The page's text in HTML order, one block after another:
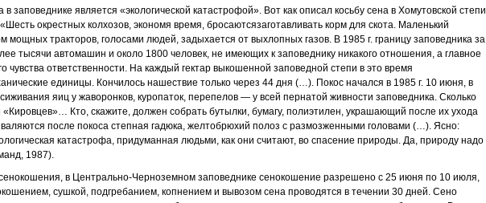
заповеднике является «экологической катастрофой». Вот как описал косьбу сена в Хомутовской степи
окрестных колхозов, экономя время, бросаютсязаготавливать корм для скота. Маленький
мощных тракторов, голосами людей, задыхается от выхлопных газов. В 1985 г. границу заповедника за
тысячи автомашин и около 1800 человек, не име­ющих к заповеднику никакого отношения, а главное
ответственности. На каждый гектар выкошенной заповедной степи в это время
единицы. Кончилось нашествие только через 44 дня (…). Покос начался в 1985 г. 10 июня, в
яиц у жаворонков, куропаток, перепелов — у всей пернатой живности заповедника. Сколько
«Кировцев»… Кто, скажите, дол­жен собрать бутылки, бумагу, полиэтилен, украшающий после их ухода
после покоса степная гадюка, желтобрюхий полоз с размозженными головами (…). Ясно:
катастрофа, придуманная людьми, как они считают, во спасение природы. Да, природу надо
1987).
в Центрально-Черноземном заповеднике сенокошение разрешено с 25 июня по 10 июля,
сушкой, подгребанием, копнением и вывозом сена проводятся в течении 30 дней. Сено